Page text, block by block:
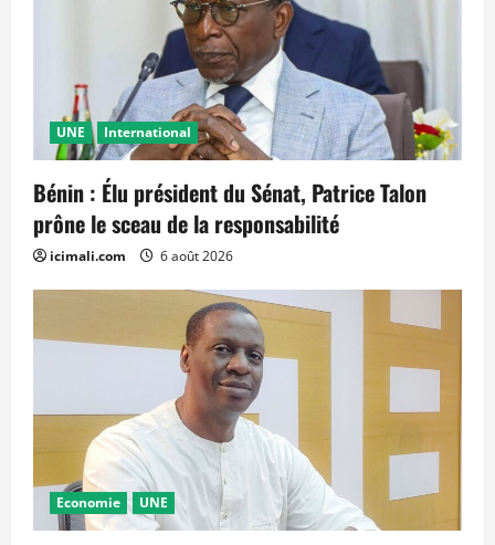
UNE International
Bénin : Élu président du Sénat, Patrice Talon
prône le sceau de la responsabilité
icimali.com 6 août 2026
Economie UNE